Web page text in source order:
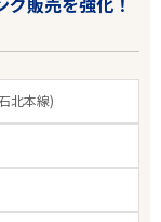
北本線)